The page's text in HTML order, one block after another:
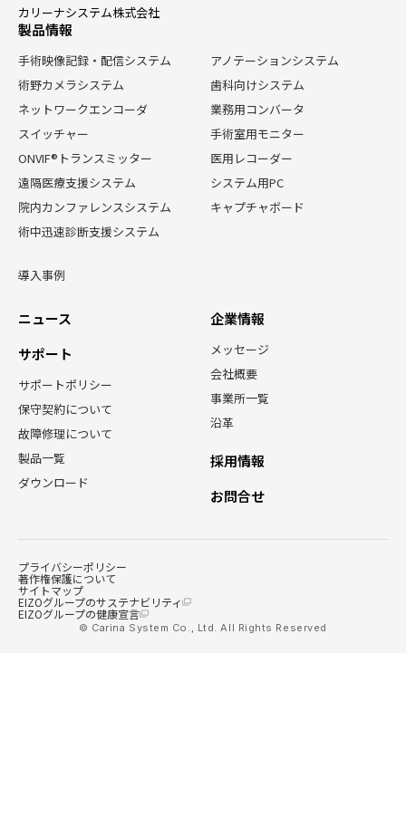
カリーナシステム株式会社
製品情報
手術映像記録・配信システム
術野カメラシステム
ネットワークエンコーダ
スイッチャー
ONVIF®トランスミッター
遠隔医療支援システム
院内カンファレンスシステム
術中迅速診断支援システム
導入事例
アノテーションシステム
歯科向けシステム
業務用コンバータ
手術室用モニター
医用レコーダー
システム用PC
キャプチャボード
ニュース
サポート
サポートポリシー
保守契約について
故障修理について
製品一覧
ダウンロード
企業情報
メッセージ
会社概要
事業所一覧
沿革
採用情報
お問合せ
プライバシーポリシー
著作権保護について
サイトマップ
EIZOグループのサステナビリティ
EIZOグループの健康宣言
© Carina System Co., Ltd. All Rights Reserved